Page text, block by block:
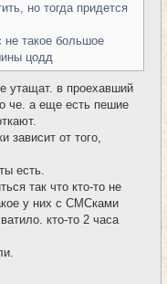
е
но тогда придется
не такое большое
цодд
утащат. в проехавший
че. а еще есть пешие
зависит от того,
есть.
так что кто-то не
у них с СМСками
кто-то 2 часа